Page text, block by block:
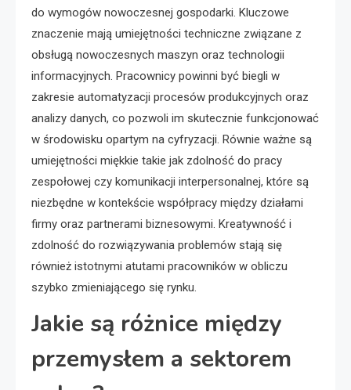
do wymogów nowoczesnej gospodarki. Kluczowe
znaczenie mają umiejętności techniczne związane z
obsługą nowoczesnych maszyn oraz technologii
informacyjnych. Pracownicy powinni być biegli w
zakresie automatyzacji procesów produkcyjnych oraz
analizy danych, co pozwoli im skutecznie funkcjonować
w środowisku opartym na cyfryzacji. Równie ważne są
umiejętności miękkie takie jak zdolność do pracy
zespołowej czy komunikacji interpersonalnej, które są
niezbędne w kontekście współpracy między działami
firmy oraz partnerami biznesowymi. Kreatywność i
zdolność do rozwiązywania problemów stają się
również istotnymi atutami pracowników w obliczu
szybko zmieniającego się rynku.
Jakie są różnice między
przemysłem a sektorem